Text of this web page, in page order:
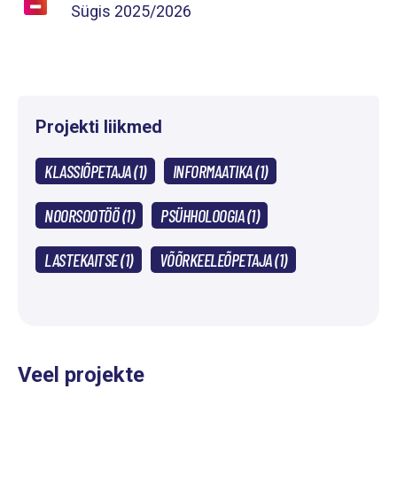
Sügis 2025/2026
Projekti liikmed
KLASSIÕPETAJA (1) INFORMAATIKA (1)
NOORSOOTÖÖ (1) PSÜHHOLOOGIA (1)
LASTEKAITSE (1) VÕÕRKEELEÕPETAJA (1)
Veel projekte